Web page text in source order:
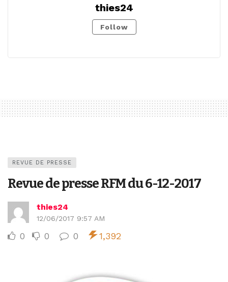
thies24
Follow
REVUE DE PRESSE
Revue de presse RFM du 6-12-2017
thies24
12/06/2017 9:57 AM
0 0 0 1,392